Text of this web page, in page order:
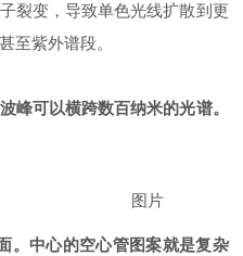
裂变，导致单色光线扩散到更
至紫外谱段。
峰可以横跨数百纳米的光谱。
。中心的空心管图案就是复杂